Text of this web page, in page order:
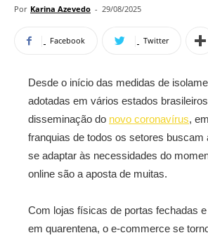
Por Karina Azevedo - 29/08/2025
Facebook Twitter
Desde o início das medidas de
adotadas em vários estados
disseminação do novo coronavírus,
franquias de todos os setores buscam
se adaptar às necessidades do
online são a aposta de muitas.
Com lojas físicas de portas fechadas
em quarentena, o e-commerce se